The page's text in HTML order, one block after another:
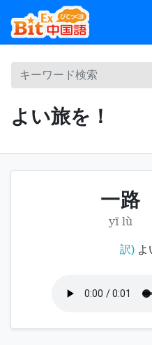
よい旅を！
一路
yī lù
訳)よ